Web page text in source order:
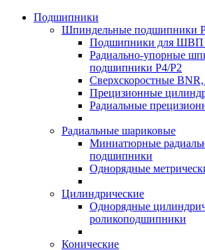
Подшипники
Шпиндельные подшипники
Подшипники для ШВП
Радиально-упорные
подшипники P4/P2
Сверхскоростные
Прецизионные
Радиальные
Радиальные шариковые
Миниатюрные
подшипники
Однорядные
Цилиндрические
Однорядные
роликоподшипники
Конические